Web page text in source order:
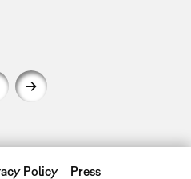
Policy Press